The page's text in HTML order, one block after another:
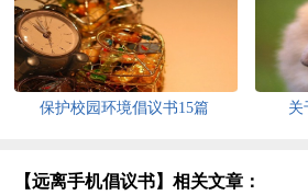
保护校园环境倡议书15篇 关
【远离手机倡议书】相关文章：